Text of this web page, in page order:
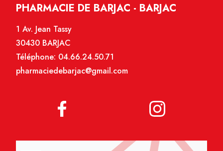
PHARMACIE DE BARJAC - BARJAC
1 Av. Jean Tassy
30430 BARJAC
Téléphone: 04.66.24.50.71
pharmaciedebarjac@gmail.com